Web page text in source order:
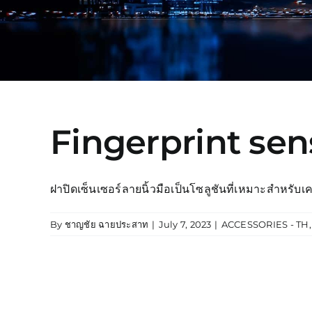
Fingerprint
ฝาปิดเซ็นเซอร์ลายนิ้วมือเป็นโซลูชันที่เหมาะสำหรับ
By ชาญชัย ฉายประสาท | July 7, 2023 | ACCESSORIES - TH ,